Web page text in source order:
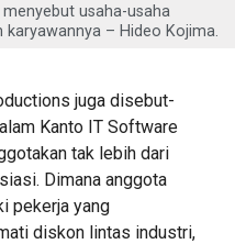
usaha-usaha
– Hideo Kojima.
juga disebut-
Kanto IT Software
tak lebih dari
Dimana anggota
pekerja yang
diskon lintas industri,